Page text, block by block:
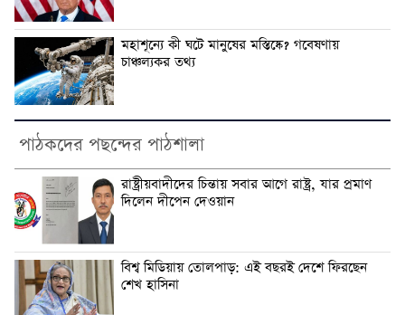
মহাশূন্যে কী ঘটে মানুষের মস্তিষ্কে? গবেষণায়
চাঞ্চল্যকর তথ্য
পাঠকদের পছন্দের পাঠশালা
‎রাষ্ট্রীয়বাদীদের চিন্তায় সবার আগে রাষ্ট্র, যার প্রমাণ
দিলেন দীপেন দেওয়ান
বিশ্ব মিডিয়ায় তোলপাড়: এই বছরই দেশে ফিরছেন
শেখ হাসিনা